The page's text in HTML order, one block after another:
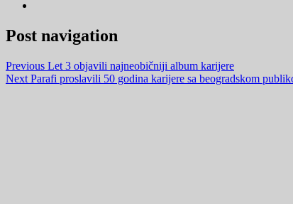
Post navigation
Previous Let 3 objavili najneobičniji album karijere
Next Parafi proslavili 50 godina karijere sa beogradskom